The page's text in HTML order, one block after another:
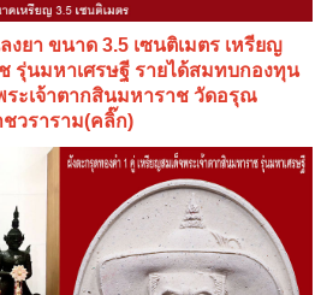
งยา ขนาด 3.5 เซนติเมตร เหรียญ
รุ่นมหาเศรษฐี รายได้สมทบกองทุน
ระเจ้าตากสินมหาราช วัดอรุณ
ชวราราม(คลิ๊ก)